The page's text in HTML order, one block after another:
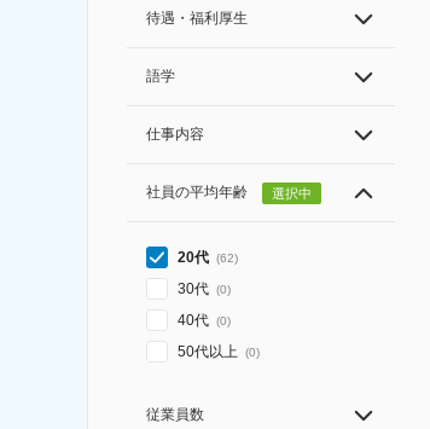
待遇・福利厚生
語学
仕事内容
社員の平均年齢 選択中
20代 (62)
30代 (0)
40代 (0)
50代以上 (0)
従業員数